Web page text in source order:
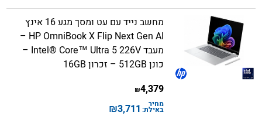
מחשב נייד עם עט ומסך מגע 16 אינץ
HP OmniBook X Flip Next Gen AI –
מעבד Intel® Core™ Ultra 5 226V –
כונן 512GB – זכרון 16GB
4,379
₪
מחיר
באילת: 3,711
₪